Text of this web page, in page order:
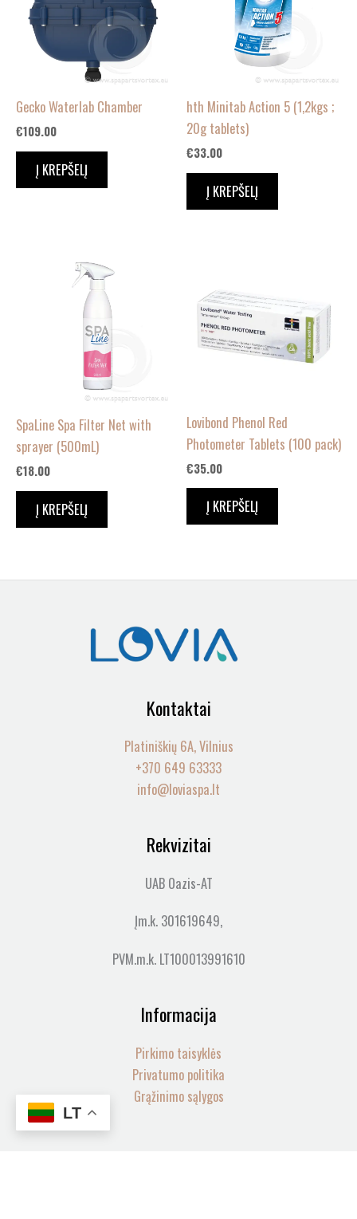
Gecko Waterlab Chamber
€109.00
Į KREPŠELĮ
hth Minitab Action 5 (1,2kgs ;
20g tablets)
€33.00
Į KREPŠELĮ
SpaLine Spa Filter Net with
sprayer (500mL)
€18.00
Į KREPŠELĮ
Lovibond Phenol Red
Photometer Tablets (100 pack)
€35.00
Į KREPŠELĮ
Kontaktai
Platiniškių 6A, Vilnius
+370 649 63333
info@loviaspa.lt
Rekvizitai
UAB Oazis-AT
Įm.k. 301619649,
PVM.m.k. LT100013991610
Informacija
Pirkimo taisyklės
Privatumo politika
Grąžinimo sąlygos
LT